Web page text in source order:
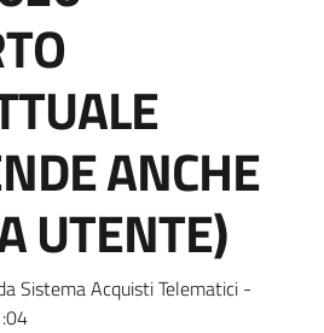
ANCHE
UTENTE)
Sistema Acquisti Telematici -